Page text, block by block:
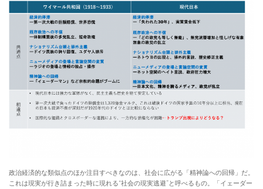
政治経済的な類似点のほか注目すべきなのは、社会に広がる「精神論への回帰」だ。
これは現実が行き詰まった時に現れる“社会の現実逃避”と呼べるもの。「イェーダー